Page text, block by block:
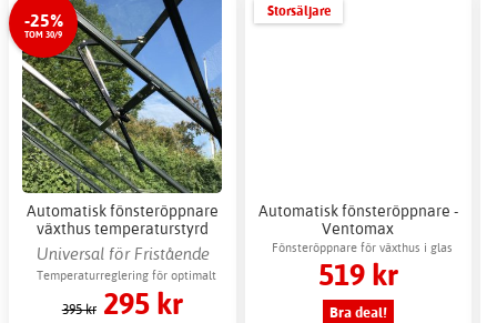
-25%
TOM 30/9
Automatisk fönsteröppnare
växthus temperaturstyrd
ventilation
Universal för Fristående
växthus
Temperaturreglering för optimalt
växtklimat
395 kr 295 kr
Storsäljare
Automatisk fönsteröppnare -
Ventomax
Fönsteröppnare för växthus i glas
519 kr
Bra deal!